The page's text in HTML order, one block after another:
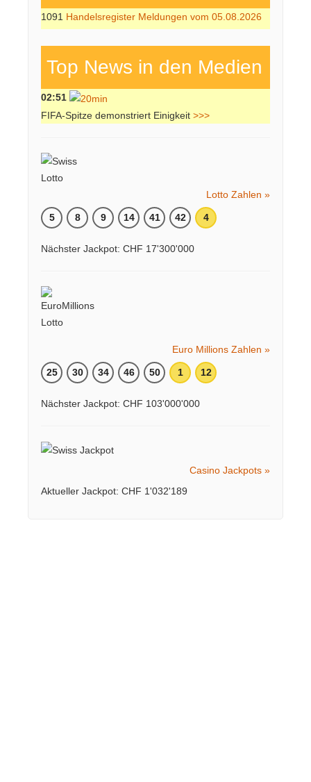
1091 Handelsregister Meldungen vom 05.08.2026
Top News in den Medien
02:51
FIFA-Spitze demonstriert Einigkeit >>>
Lotto Zahlen »
5 8 9 14 41 42 4
Nächster Jackpot: CHF 17'300'000
Euro Millions Zahlen »
25 30 34 46 50 1 12
Nächster Jackpot: CHF 103'000'000
Casino Jackpots »
Aktueller Jackpot: CHF 1'032'189